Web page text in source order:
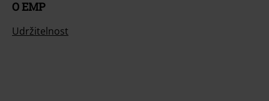
O EMP
Udržitelnost